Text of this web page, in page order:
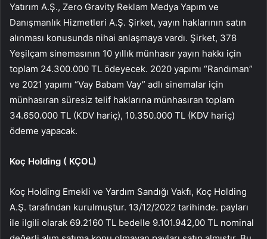
Yatırım A.Ş., Zero Gravity Reklam Medya Yapım ve
Danışmanlık Hizmetleri A.Ş. Şirket, yayın haklarının satın
alınması konusunda nihai anlaşmaya vardı. Şirket, 378
Yeşilçam sinemasının 10 yıllık münhasır yayın hakkı için
toplam 24.300.000 TL ödeyecek. 2020 yapımı “Randıman”
ve 2021 yapımı “Vay Babam Vay” adlı sinemalar için
münhasıran süresiz telif haklarına münhasıran toplam
34.650.000 TL (KDV hariç), 10.350.000 TL (KDV hariç)
ödeme yapacak.
Koç Holding ( KÇOL)
Koç Holding Emekli ve Yardım Sandığı Vakfı, Koç Holding
A.Ş. tarafından kurulmuştur. 13/12/2022 tarihinde. payları
ile ilgili olarak 69.2160 TL bedelle 9.101.942,00 TL nominal